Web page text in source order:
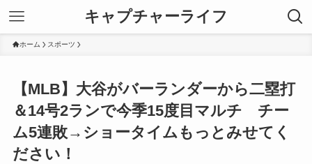
キャプチャーライフ
ホーム スポーツ
【MLB】大谷がバーランダーから二塁打
＆14号2ランで今季15度目マルチ チー
ム5連敗→ショータイムもっとみせてく
ださい！